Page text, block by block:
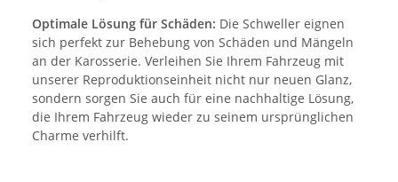
Optimale Lösung für Schäden: Die Schweller eignen
sich perfekt zur Behebung von Schäden und Mängeln
an der Karosserie. Verleihen Sie Ihrem Fahrzeug mit
unserer Reproduktionseinheit nicht nur neuen Glanz,
sondern sorgen Sie auch für eine nachhaltige Lösung,
die Ihrem Fahrzeug wieder zu seinem ursprünglichen
Charme verhilft.